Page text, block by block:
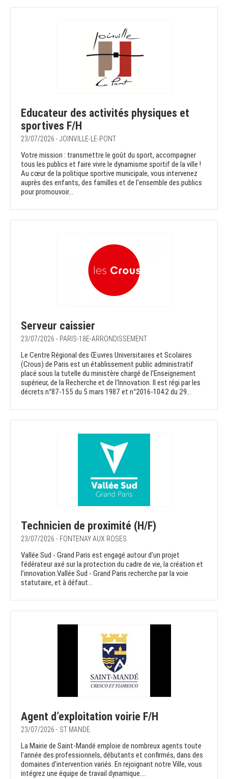
Educateur des activités physiques et
sportives F/H
23/07/2026 - JOINVILLE-LE-PONT
Votre mission : transmettre le goût du sport, accompagner
tous les publics et faire vivre le dynamisme sportif de la ville !
Au cœur de la politique sportive municipale, vous intervenez
auprès des enfants, des familles et de l'ensemble des publics
pour promouvoir...
Serveur caissier
23/07/2026 - PARIS-18E-ARRONDISSEMENT
Le Centre Régional des Œuvres Universitaires et Scolaires
(Crous) de Paris est un établissement public administratif
placé sous la tutelle du ministère chargé de l'Enseignement
supérieur, de la Recherche et de l'Innovation. Il est régi par les
décrets n°87-155 du 5 mars 1987 et n°2016-1042 du 29...
Technicien de proximité (H/F)
23/07/2026 - FONTENAY AUX ROSES
Vallée Sud - Grand Paris est engagé autour d’un projet
fédérateur axé sur la protection du cadre de vie, la création et
l’innovation.Vallée Sud - Grand Paris recherche par la voie
statutaire, et à défaut...
Agent d’exploitation voirie F/H
23/07/2026 - ST MANDE
La Mairie de Saint-Mandé emploie de nombreux agents toute
l’année des professionnels, débutants et confirmés, dans des
domaines d'intervention variés. En rejoignant notre Ville, vous
intégrez une équipe de travail dynamique....